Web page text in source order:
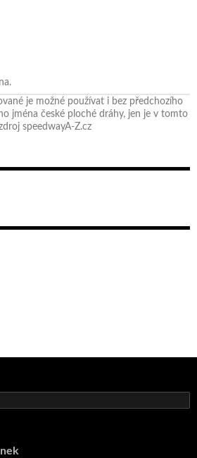
je možné používat i bez předchozího
jména české ploché dráhy, jen je v tomto
speedwayA-Z.cz
z triumfu na domácí dráze!
titul!
překvapeními!